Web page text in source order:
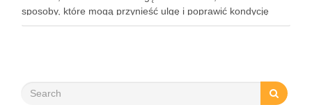
sposoby, które mogą przynieść ulgę i poprawić kondycję
cery. Składniki takie jak miód, cynamon czy aloes mają